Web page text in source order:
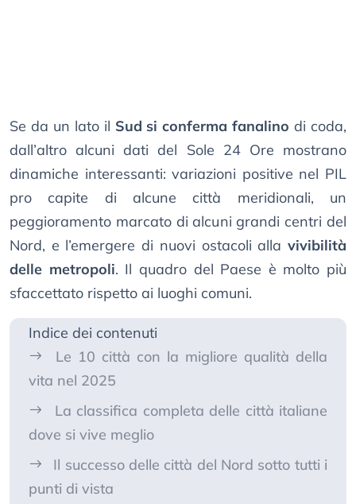
Se da un lato il Sud si conferma fanalino di coda,
dall’altro alcuni dati del Sole 24 Ore mostrano
dinamiche interessanti: variazioni positive nel PIL
pro capite di alcune città meridionali, un
peggioramento marcato di alcuni grandi centri del
Nord, e l’emergere di nuovi ostacoli alla vivibilità
delle metropoli. Il quadro del Paese è molto più
sfaccettato rispetto ai luoghi comuni.
Indice dei contenuti
Le 10 città con la migliore qualità della
vita nel 2025
La classifica completa delle città italiane
dove si vive meglio
Il successo delle città del Nord sotto tutti i
punti di vista